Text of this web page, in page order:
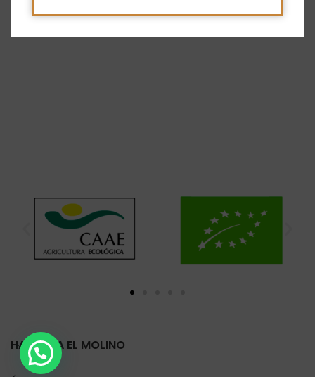
HARINERA EL MOLINO